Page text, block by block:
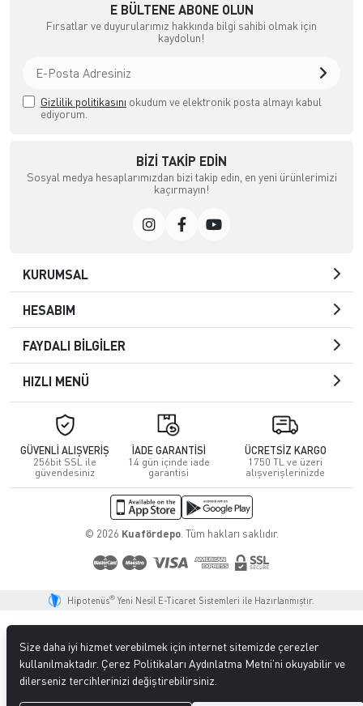
E BÜLTENE ABONE OLUN
Fırsatlar ve duyurularımız hakkında bilgi sahibi olmak için
kaydolun!
Gizlilik politikasını okudum ve elektronik posta almayı kabul
ediyorum.
BIZI TAKIP EDIN
Sosyal medya hesaplarımızdan bizi takip edin, en yeni ürünlerimizi
kaçırmayın!
KURUMSAL
HESABIM
FAYDALI BİLGİLER
HIZLI MENÜ
GÜVENLİ ALIŞVERİŞ
256bit SSL ile
güvendesiniz
İADE GARANTİSİ
14 gün içinde iade
garantisi
ÜCRETSİZ KARGO
1750 TL ve üzeri
alışverişlerinizde
© 2026 Kuafördepo. Tüm hakları saklıdır.
Hipotenüs® Yeni Nesil E-Ticaret Sistemleri ile Hazırlanmıştır.
Size daha iyi hizmet verebilmek için internet sitemizde çerezler
kullanılmaktadır. Çerez Politikaları Aydınlatma Metni’ni okuyabilir ve
dilerseniz tercihlerinizi değiştirebilirsiniz.